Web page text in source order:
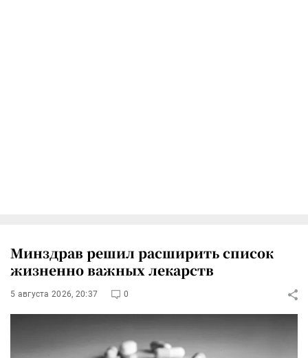
Минздрав решил расширить список
жизненно важных лекарств
5 августа 2026, 20:37 0